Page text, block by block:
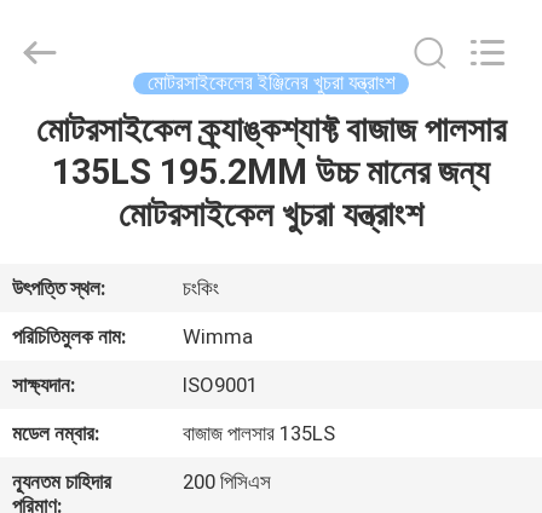
বাড়ি
ভিডিও
সম্বন্ধে
কারখানা
Parts
Reserved.
মোটরসাইকেলের ইঞ্জিনের খুচরা যন্ত্রাংশ
মোটরসাইকেল ক্র্যাঙ্কশ্যাফ্ট বাজাজ পালসার
135LS 195.2MM উচ্চ মানের জন্য
মোটরসাইকেল খুচরা যন্ত্রাংশ
উৎপত্তি স্থল:
চংকিং
পরিচিতিমুলক নাম:
Wimma
সাক্ষ্যদান:
ISO9001
মডেল নম্বার:
বাজাজ পালসার 135LS
ন্যূনতম চাহিদার
পরিমাণ:
200 পিসিএস